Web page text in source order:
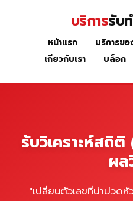
รับวิเคราะห์สถิติ
บริการรับ
หน้าแรก บริการขอ
เกี่ยวกับเรา
บล็อก
รับวิเคราะห์สถิติ
ผล
"เปลี่ยนตัวเลขที่น่าปวด